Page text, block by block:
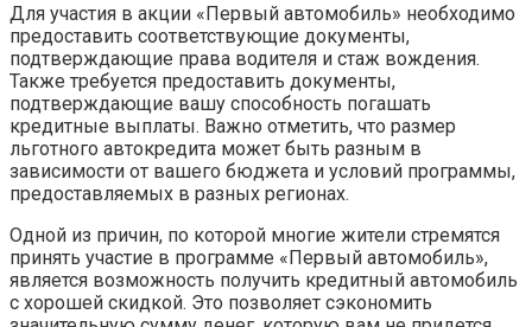
Для участия в акции «Первый автомобиль» необходимо
предоставить соответствующие документы,
подтверждающие права водителя и стаж вождения.
Также требуется предоставить документы,
подтверждающие вашу способность погашать
кредитные выплаты. Важно отметить, что размер
льготного автокредита может быть разным в
зависимости от вашего бюджета и условий программы,
предоставляемых в разных регионах.
Одной из причин, по которой многие жители стремятся
принять участие в программе «Первый автомобиль»,
является возможность получить кредитный автомобиль
с хорошей скидкой. Это позволяет сэкономить